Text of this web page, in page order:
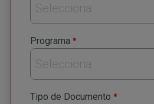
Selecciona
Programa *
Selecciona
Tipo de Documento *